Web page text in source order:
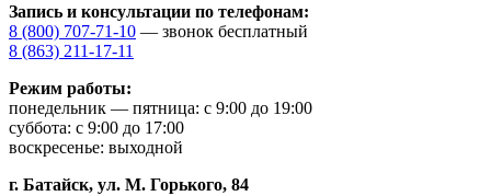
Запись и консультации по телефонам:
8 (800) 707-71-10 — звонок бесплатный
8 (863) 211-17-11
Режим работы:
понедельник — пятница: с 9:00 до 19:00
суббота: с 9:00 до 17:00
воскресенье: выходной
г. Батайск, ул. М. Горького, 84